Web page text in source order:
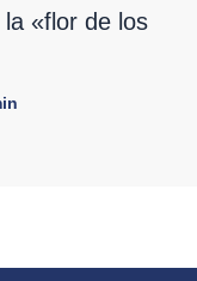
«flor de los